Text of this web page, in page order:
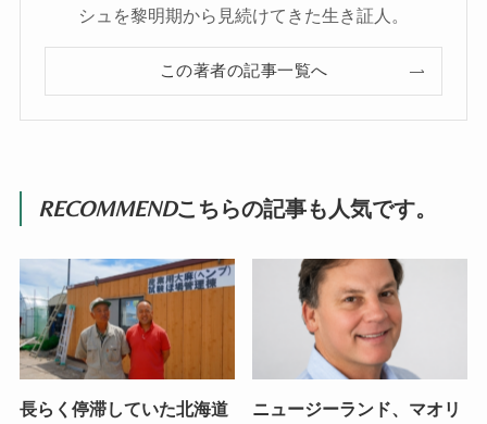
シュを黎明期から見続けてきた生き証人。
この著者の記事一覧へ
RECOMMENDこちらの記事も人気です。
長らく停滞していた北海道
ニュージーランド、マオリ